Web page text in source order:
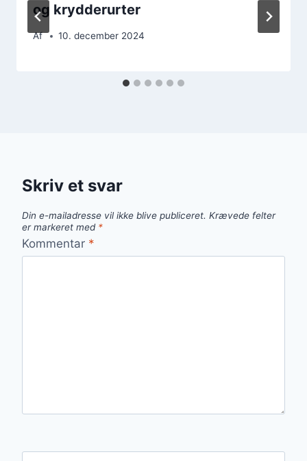
og krydderurter
Af 10. december 2024
Skriv et svar
Din e-mailadresse vil ikke blive publiceret. Krævede felter
er markeret med *
Kommentar *